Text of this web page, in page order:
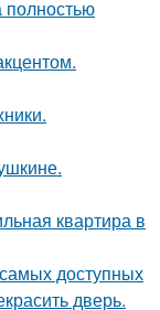
полностью
квартира в
доступных
дверь.